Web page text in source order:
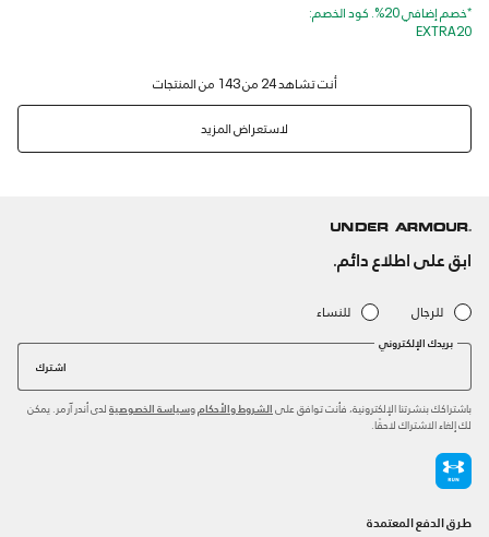
*خصم إضافي 20%. كود الخصم:
EXTRA20
‏‫أنت تشاهد 24 من 143 من المنتجات
لاستعراض المزيد
ابق على اطلاع دائم.
للرجال للنساء
بريدك الإلكتروني
اشترك
باشتراكك بنشرتنا الإلكترونية، فأنت توافق على الشروط والأحكام وسياسة الخصوصية لدى أندر آرمر. يمكن
لك إلغاء الاشتراك لاحقًا.
طرق الدفع المعتمدة